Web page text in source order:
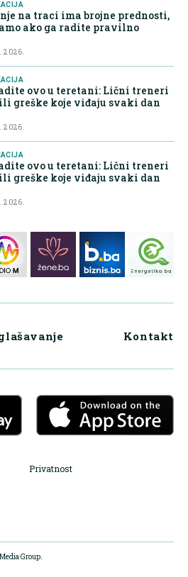
na traci ima brojne prednosti,
ako ga radite pravilno
2026.
ovo u teretani: Lični treneri
greške koje viđaju svaki dan
2026.
ovo u teretani: Lični treneri
greške koje viđaju svaki dan
2026.
Kontakt
Privatnost
Group.